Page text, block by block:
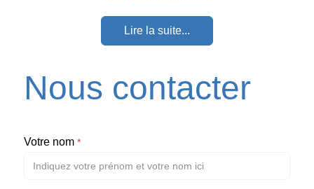
Lire la suite...
Nous contacter
Votre nom*